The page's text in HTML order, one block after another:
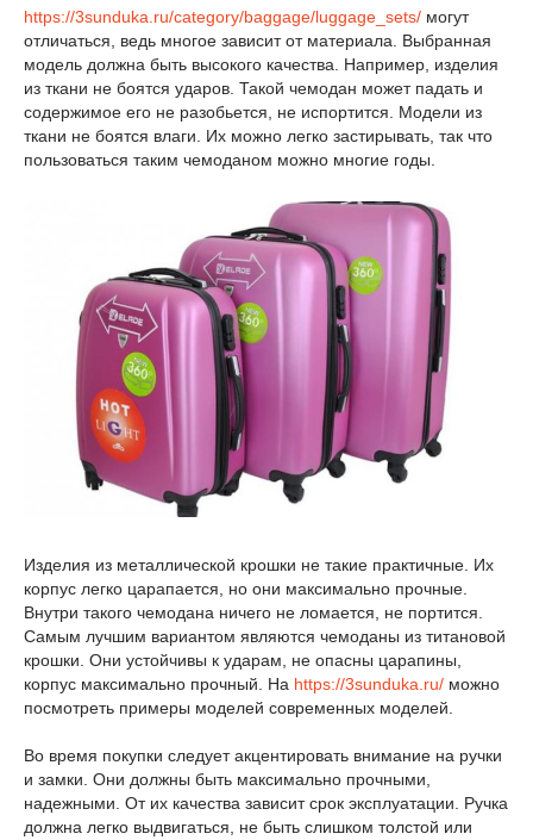
https://3sunduka.ru/category/baggage/luggage_sets/ могут
отличаться, ведь многое зависит от материала. Выбранная
модель должна быть высокого качества. Например, изделия
из ткани не боятся ударов. Такой чемодан может падать и
содержимое его не разобьется, не испортится. Модели из
ткани не боятся влаги. Их можно легко застирывать, так что
пользоваться таким чемоданом можно многие годы.
Изделия из металлической крошки не такие практичные. Их
корпус легко царапается, но они максимально прочные.
Внутри такого чемодана ничего не ломается, не портится.
Самым лучшим вариантом являются чемоданы из титановой
крошки. Они устойчивы к ударам, не опасны царапины,
корпус максимально прочный. На https://3sunduka.ru/ можно
посмотреть примеры моделей современных моделей.
Во время покупки следует акцентировать внимание на ручки
и замки. Они должны быть максимально прочными,
надежными. От их качества зависит срок эксплуатации. Ручка
должна легко выдвигаться, не быть слишком толстой или